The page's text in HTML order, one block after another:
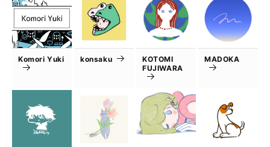
Komori Yuki konsaku
KOTOMI
FUJIWARA
MADOKA